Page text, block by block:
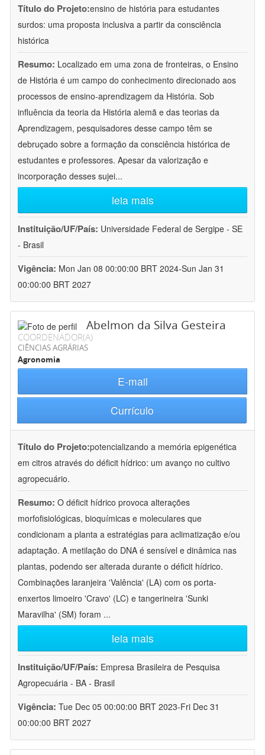
Título do Projeto:ensino de história para estudantes
surdos: uma proposta inclusiva a partir da consciência
histórica
Resumo: Localizado em uma zona de fronteiras, o Ensino
de História é um campo do conhecimento direcionado aos
processos de ensino-aprendizagem da História. Sob
influência da teoria da História alemã e das teorias da
Aprendizagem, pesquisadores desse campo têm se
debruçado sobre a formação da consciência histórica de
estudantes e professores. Apesar da valorização e
incorporação desses sujei...
leia mais
Instituição/UF/País: Universidade Federal de Sergipe - SE
- Brasil
Vigência: Mon Jan 08 00:00:00 BRT 2024-Sun Jan 31
00:00:00 BRT 2027
Abelmon da Silva Gesteira
COORDENADOR(A)
CIÊNCIAS AGRÁRIAS
Agronomia
E-mail
Currículo
Título do Projeto:potencializando a memória epigenética
em citros através do déficit hídrico: um avanço no cultivo
agropecuário.
Resumo: O déficit hídrico provoca alterações
morfofisiológicas, bioquímicas e moleculares que
condicionam a planta a estratégias para aclimatização e/ou
adaptação. A metilação do DNA é sensível e dinâmica nas
plantas, podendo ser alterada durante o déficit hídrico.
Combinações laranjeira 'Valência' (LA) com os porta-
enxertos limoeiro 'Cravo' (LC) e tangerineira 'Sunki
Maravilha' (SM) foram ...
leia mais
Instituição/UF/País: Empresa Brasileira de Pesquisa
Agropecuária - BA - Brasil
Vigência: Tue Dec 05 00:00:00 BRT 2023-Fri Dec 31
00:00:00 BRT 2027